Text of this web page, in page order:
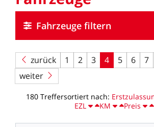
Fahrzeuge filtern
zurück 1 2 3 4 5 6 7
weiter
180 Treffersortiert nach:
EZL
KM Preis